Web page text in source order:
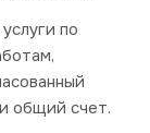
по
общий счет.